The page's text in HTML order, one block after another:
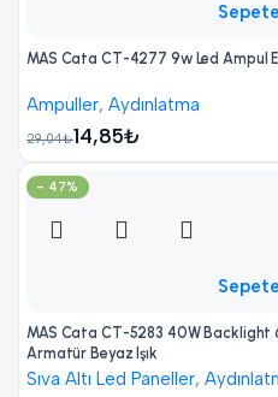
MAS Cata CT-4277 9w Led Ampul E-
Ampuller, Aydınlatma
29,04₺14,85₺
- 47%
MAS Cata CT-5283 40W Backlight
Armatür Beyaz Işık
Sıva Altı Led Paneller,